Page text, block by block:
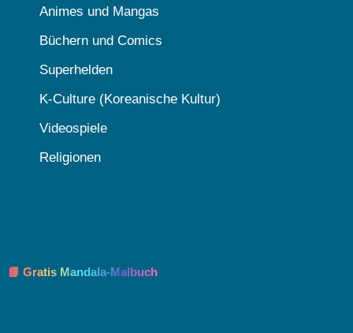
Animes und Mangas
Büchern und Comics
Superhelden
K-Culture (Koreanische Kultur)
Videospiele
Religionen
📘 Gratis Mandala-Malbuch